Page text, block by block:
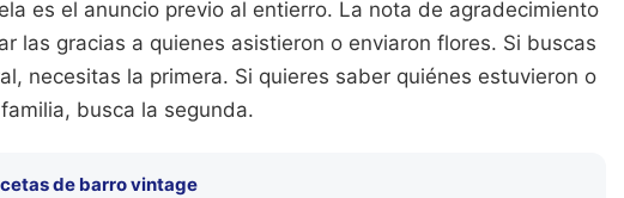
es el anuncio previo al entierro. La nota de agradecimiento
las gracias a quienes asistieron o enviaron flores. Si buscas
necesitas la primera. Si quieres saber quiénes estuvieron o
busca la segunda.
de barro vintage